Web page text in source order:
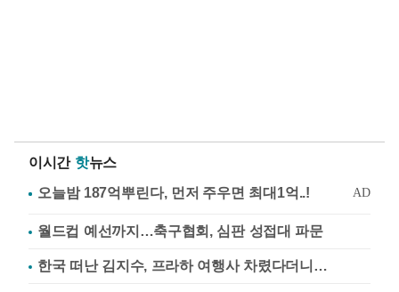
이시간 핫뉴스
월드컵 예선까지…축구협회, 심판 성접대 파문
한국 떠난 김지수, 프라하 여행사 차렸다더니…